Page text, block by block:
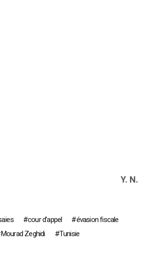
Y. N.
cour d'appel
évasion fiscale
Mourad Zeghidi Tunisie